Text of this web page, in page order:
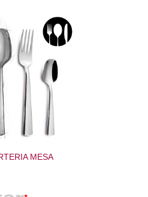
MESA